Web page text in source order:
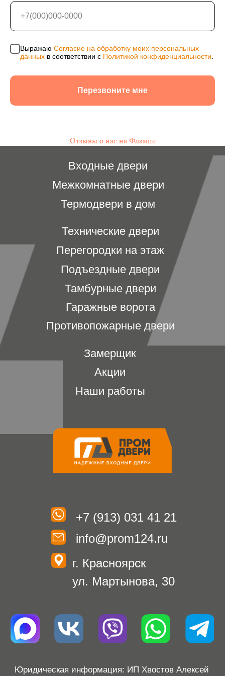
Выражаю Согласие на обработку моих персональных
данных в соответствии с Политикой конфиденциальности
Перезвоните мне
Отзывы о нас на Флампе